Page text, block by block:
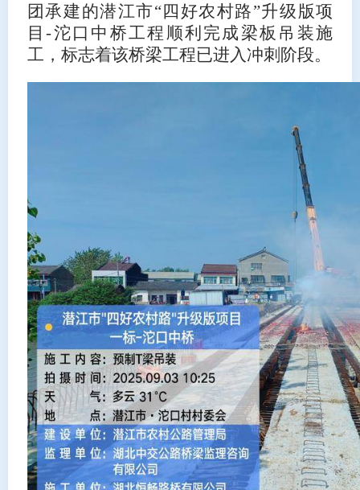
团承建的潜江市“四好农村路”升级版项
目-沱口中桥工程顺利完成梁板吊装施
工，标志着该桥梁工程已进入冲刺阶段。